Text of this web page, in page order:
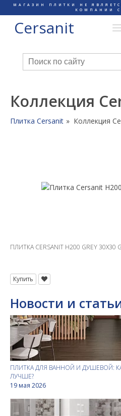
МАГАЗИН ПЛИТКИ НЕ
КОМПАНИИ
Cersanit
Коллекция
Плитка Cersanit Коллекция
ПЛИТКА CERSANIT H200 GREY 30X30
Купить
Новости и
ПЛИТКА ДЛЯ ВАННОЙ И ДУШЕВОЙ:
ЛУЧШЕ?
19 мая 2026